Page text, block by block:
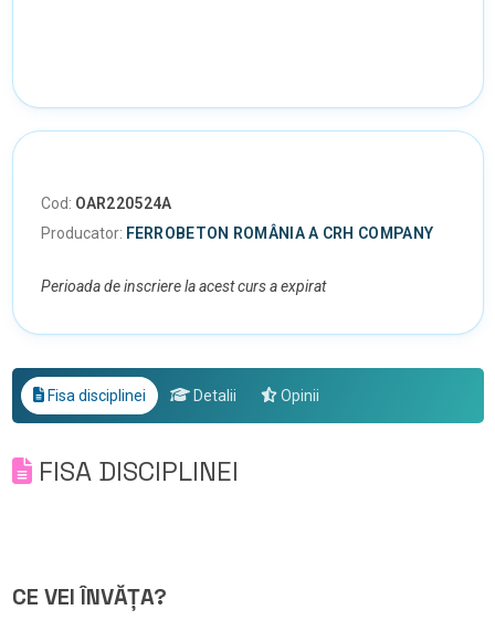
Cod: OAR220524A
Producator: FERROBETON ROMÂNIA A CRH COMPANY
Perioada de inscriere la acest curs a expirat
Fisa disciplinei Detalii Opinii
FISA DISCIPLINEI
CE VEI ÎNVĂȚA?